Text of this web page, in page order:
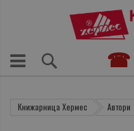
Книжарница Хермес Автори